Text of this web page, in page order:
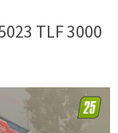
TLF 3000